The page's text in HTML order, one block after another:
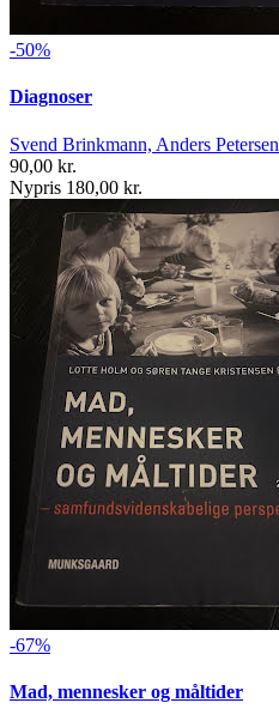
-50%
Diagnoser
Svend Brinkmann, Anders Petersen
90,00 kr.
Nypris 180,00 kr.
-67%
Mad, mennesker og måltider